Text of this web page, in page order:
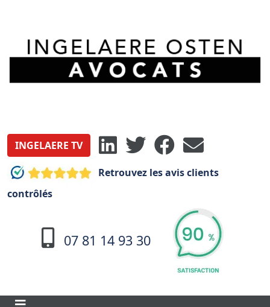
INGELAERE TV
Retrouvez les avis clients
contrôlés
07 81 14 93 30